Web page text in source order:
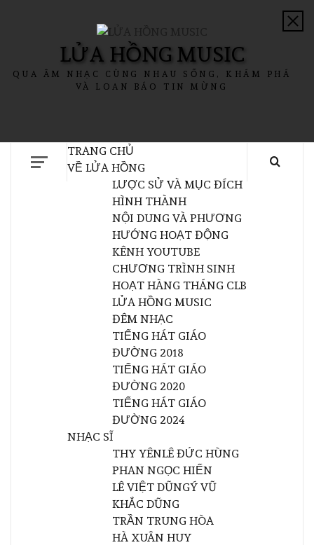
LỬA HỒNG MUSIC
QUA ÂM NHẠC CÙNG NHAU SỐNG, KHÁM PHÁ
VÀ LOAN BÁO TIN MỪNG
TRANG CHỦ
VỀ LỬA HỒNG
LƯỢC SỬ VÀ MỤC ĐÍCH
HÌNH THÀNH
NỘI DUNG VÀ PHƯƠNG
HƯỚNG HOẠT ĐỘNG
KÊNH YOUTUBE
CHƯƠNG TRÌNH SINH
HOẠT HÀNG THÁNG CLB
LỬA HỒNG MUSIC
ĐÊM NHẠC
TIẾNG HÁT GIÁO
ĐƯỜNG 2018
TIẾNG HÁT GIÁO
ĐƯỜNG 2020
TIẾNG HÁT GIÁO
ĐƯỜNG 2024
NHẠC SĨ
THY YÊNLÊ ĐỨC HÙNG
PHAN NGỌC HIẾN
LÊ VIỆT DŨNGÝ VŨ
KHẮC DŨNG
TRẦN TRUNG HÒA
HÀ XUÂN HUY